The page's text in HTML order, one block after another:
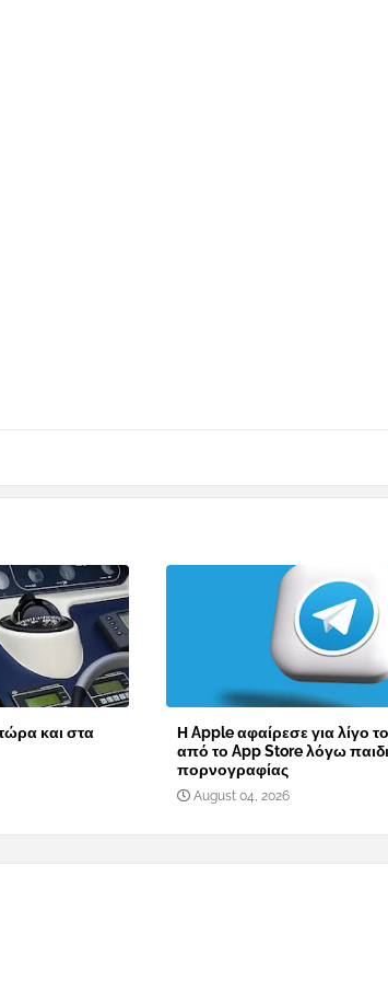
και στα
Η Apple αφαίρεσε για λίγο
από το App Store λόγω
πορνογραφίας
August 04, 2026